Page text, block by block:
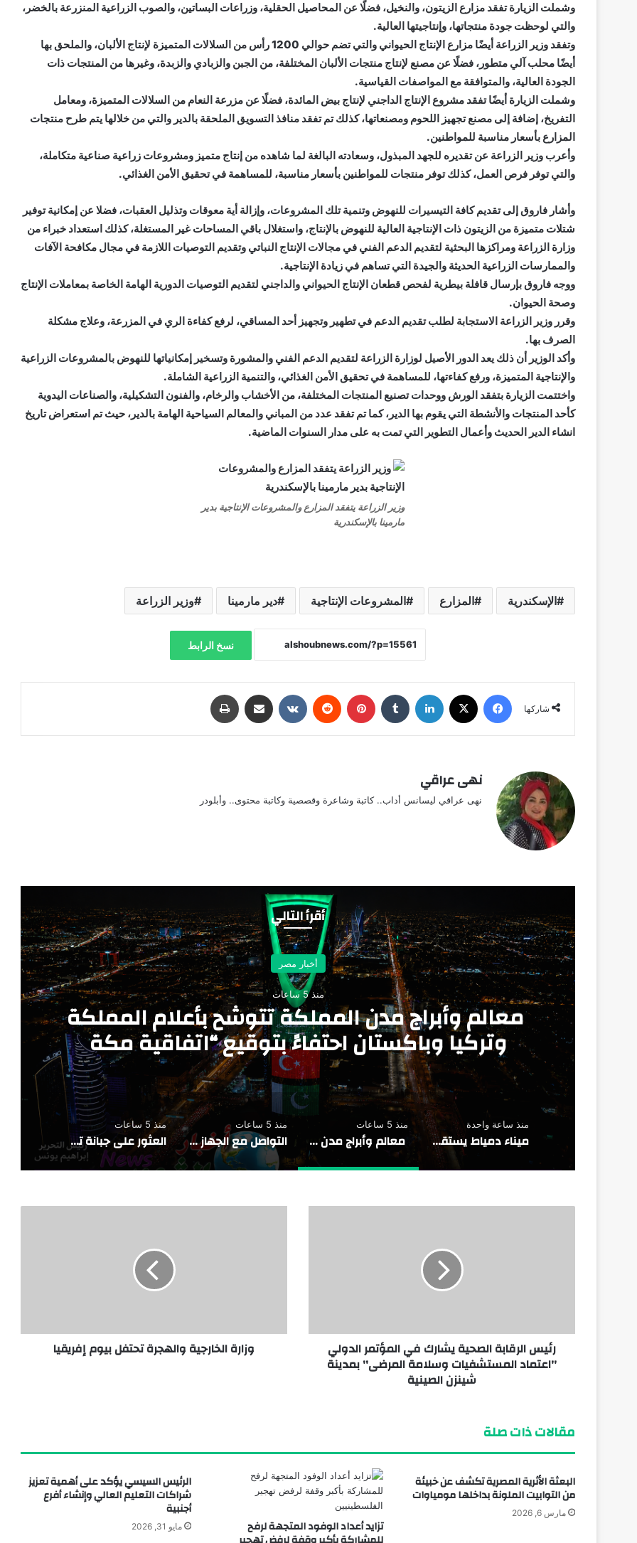
وشملت الزيارة تفقد مزارع الزيتون، والنخيل، فضلًا عن المحاصيل الحقلية، وزراعات البساتين، والصوب الزراعية المنزرعة بالخضر،
والتي لوحظت جودة منتجاتها، وإنتاجيتها العالية.
وتفقد وزير الزراعة أيضًا مزارع الإنتاج الحيواني والتي تضم حوالي 1200 رأس من السلالات المتميزة لإنتاج الألبان، والملحق بها
أيضًا محلب آلي متطور، فضلًا عن مصنع لإنتاج منتجات الألبان المختلفة، من الجبن والزبادي والزبدة، وغيرها من المنتجات ذات
الجودة العالية، والمتوافقة مع المواصفات القياسية.
وشملت الزيارة أيضًا تفقد مشروع الإنتاج الداجني لإنتاج بيض المائدة، فضلًا عن مزرعة النعام من السلالات المتميزة، ومعامل
التفريخ، إضافة إلى مصنع تجهيز اللحوم ومصنعاتها، كذلك تم تفقد منافذ التسويق الملحقة بالدير والتي من خلالها يتم طرح منتجات
المزارع بأسعار مناسبة للمواطنين.
وأعرب وزير الزراعة عن تقديره للجهد المبذول، وسعادته البالغة لما شاهده من إنتاج متميز ومشروعات زراعية صناعية متكاملة،
والتي توفر فرص العمل، كذلك توفر منتجات للمواطنين بأسعار مناسبة، للمساهمة في تحقيق الأمن الغذائي.
وأشار فاروق إلى تقديم كافة التيسيرات للنهوض وتنمية تلك المشروعات، وإزالة أية معوقات وتذليل العقبات، فضلا عن إمكانية توفير
شتلات متميزة من الزيتون ذات الإنتاجية العالية للنهوض بالإنتاج، واستغلال باقي المساحات غير المستغلة، كذلك استعداد خبراء من
وزارة الزراعة ومراكزها البحثية لتقديم الدعم الفني في مجالات الإنتاج النباتي وتقديم التوصيات اللازمة في مجال مكافحة الآفات
والممارسات الزراعية الحديثة والجيدة التي تساهم في زيادة الإنتاجية.
ووجه فاروق بإرسال قافلة بيطرية لفحص قطعان الإنتاج الحيواني والداجني لتقديم التوصيات الدورية الهامة الخاصة بمعاملات الإنتاج
وصحة الحيوان.
وقرر وزير الزراعة الاستجابة لطلب تقديم الدعم في تطهير وتجهيز أحد المساقي، لرفع كفاءة الري في المزرعة، وعلاج مشكلة
الصرف بها.
وأكد الوزير أن ذلك يعد الدور الأصيل لوزارة الزراعة لتقديم الدعم الفني والمشورة وتسخير إمكانياتها للنهوض بالمشروعات الزراعية
والإنتاجية المتميزة، ورفع كفاءتها، للمساهمة في تحقيق الأمن الغذائي، والتنمية الزراعية الشاملة.
واختتمت الزيارة بتفقد الورش ووحدات تصنيع المنتجات المختلفة، من الأخشاب والرخام، والفنون التشكيلية، والصناعات اليدوية
كأحد المنتجات والأنشطة التي يقوم بها الدير، كما تم تفقد عدد من المباني والمعالم السياحية الهامة بالدير، حيث تم استعراض تاريخ
انشاء الدير الحديث وأعمال التطوير التي تمت به على مدار السنوات الماضية.
وزير الزراعة يتفقد المزارع والمشروعات الإنتاجية بدير
مارمينا بالإسكندرية
الإسكندرية المزارع المشروعات الإنتاجية دير مارمينا وزير الزراعة
نسخ الرابط
شاركها
نهى عراقي
نهى عراقي ليسانس أداب.. كاتبة وشاعرة وقصصية وكاتبة محتوى.. وأبلودر
أقرأ التالي
أخبار مصر
منذ 5 ساعات
معالم وأبراج مدن المملكة تتوشّح بأعلام المملكة
وتركيا وباكستان احتفاءً بتوقيع “اتفاقية مكة
للدفاع المشترك”
منذ ساعة واحدة
ميناء دمياط يستقبل عدد 10 سفن .. بينما غادر 10 سفن ووصل اجمالي عدد السفن الموجودة بالميناء 26 سفينة
منذ 5 ساعات
معالم وأبراج مدن المملكة تتوشّح بأعلام المملكة وتركيا وباكستان احتفاءً بتوقيع “اتفاقية مكة للدفاع المشترك”
منذ 5 ساعات
التواصل مع الجهاز القومي لتنظيم الاتصالات لتقديم الشكاوى في هذا الشأن من خلال قنوات التواصل الخاصة بالجهاز
منذ 5 ساعات
العثور على جبانة تمتد من عصر ما قبل الأسرات حتى العصرين اليوناني والروماني ومنطقة سكنية تعود لعصر الانتقال الثاني
رئيس الرقابة الصحية يشارك في المؤتمر الدولي
''اعتماد المستشفيات وسلامة المرضى'' بمدينة
شينزن الصينية
وزارة الخارجية والهجرة تحتفل بيوم إفريقيا
مقالات ذات صلة
البعثة الأثرية المصرية تكشف عن خبيئة
من التوابيت الملونة بداخلها مومياوات
مارس 6, 2026
تزايد أعداد الوفود المتجهة لرفح
الرئيس السيسي يؤكد على أهمية تعزيز
شراكات التعليم العالي وإنشاء أفرع
أجنبية
مايو 31, 2026